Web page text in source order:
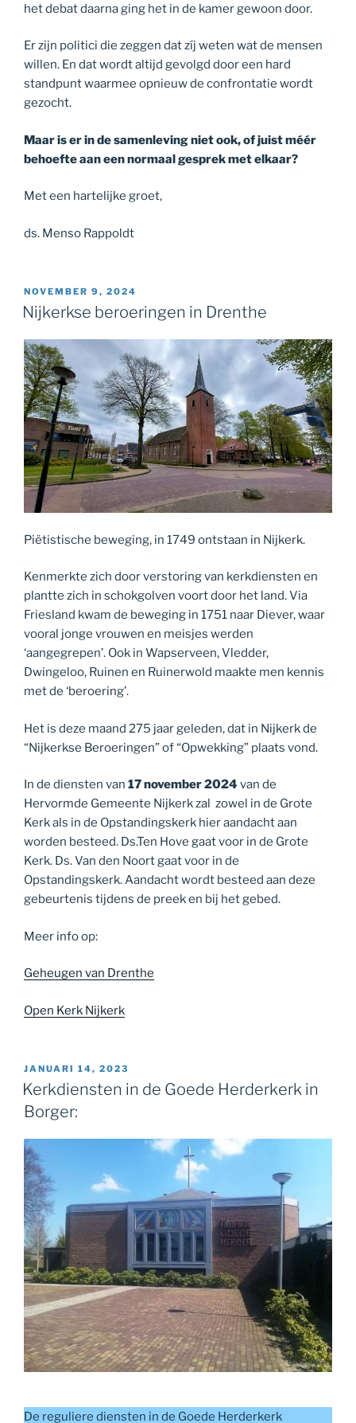
het debat daarna ging het in de kamer gewoon door.
Er zijn politici die zeggen dat zíj weten wat de mensen
willen. En dat wordt altijd gevolgd door een hard
standpunt waarmee opnieuw de confrontatie wordt
gezocht.
Maar is er in de samenleving niet ook, of juist méér
behoefte aan een normaal gesprek met elkaar?
Met een hartelijke groet,
ds. Menso Rappoldt
GEPLAATST
OP
NOVEMBER 9, 2024
Nijkerkse beroeringen in Drenthe
Piëtistische beweging, in 1749 ontstaan in Nijkerk.
Kenmerkte zich door verstoring van kerkdiensten en
plantte zich in schokgolven voort door het land. Via
Friesland kwam de beweging in 1751 naar Diever, waar
vooral jonge vrouwen en meisjes werden
‘aangegrepen’. Ook in Wapserveen, Vledder,
Dwingeloo, Ruinen en Ruinerwold maakte men kennis
met de ‘beroering’.
Het is deze maand 275 jaar geleden, dat in Nijkerk de
“Nijkerkse Beroeringen” of “Opwekking” plaats vond.
In de diensten van 17 november 2024 van de
Hervormde Gemeente Nijkerk zal zowel in de Grote
Kerk als in de Opstandingskerk hier aandacht aan
worden besteed. Ds.Ten Hove gaat voor in de Grote
Kerk. Ds. Van den Noort gaat voor in de
Opstandingskerk. Aandacht wordt besteed aan deze
gebeurtenis tijdens de preek en bij het gebed.
Meer info op:
Geheugen van Drenthe
Open Kerk Nijkerk
GEPLAATST
OP
JANUARI 14, 2023
Kerkdiensten in de Goede Herderkerk in
Borger:
De reguliere diensten in de Goede Herderkerk